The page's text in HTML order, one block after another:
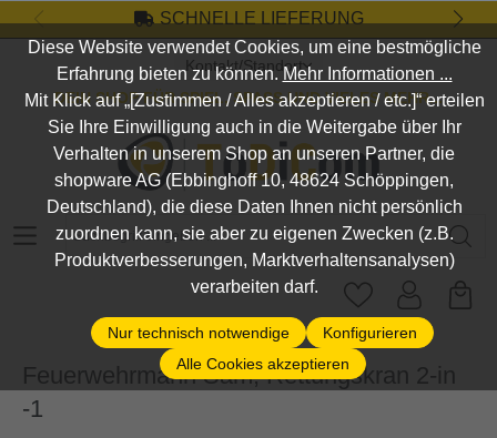
Zum Hauptinhalt springenSCHNELLE LIEFERUNG
Kontakt/Standort
DEIN SHOP FÜR SPIEL, SPASS UND VIELES MEHR...
Suchbegriff eingeben ...
Feuerwehrmann Sam, Rettungskran 2-in
-1
Diese Website verwendet Cookies, um eine bestmögliche
Erfahrung bieten zu können.Mehr Informationen ...
Mit Klick auf „[Zustimmen / Alles akzeptieren / etc.]“ erteilen
Sie Ihre Einwilligung auch in die Weitergabe über Ihr
Verhalten in unserem Shop an unseren Partner, die
shopware AG (Ebbinghoff 10, 48624 Schöppingen,
Deutschland), die diese Daten Ihnen nicht persönlich
zuordnen kann, sie aber zu eigenen Zwecken (z.B.
Produktverbesserungen, Marktverhaltensanalysen)
verarbeiten darf.
Nur technisch notwendige
Konfigurieren
Alle Cookies akzeptieren